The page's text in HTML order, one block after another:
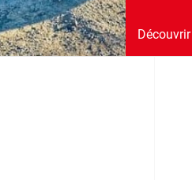
Découvrir